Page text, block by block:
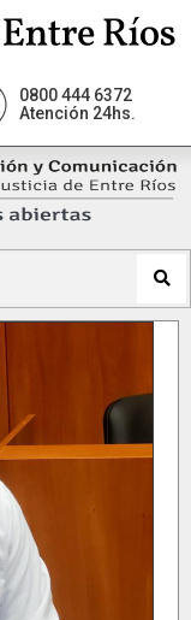
0800 444 6372
Atención 24hs.